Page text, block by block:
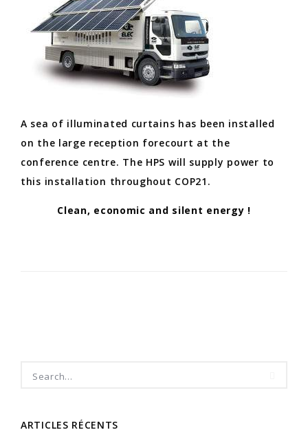
A sea of illuminated curtains has been installed
on the large reception forecourt at the
conference centre. The HPS will supply power to
this installation throughout COP21.
Clean, economic and silent energy !
ARTICLES RÉCENTS